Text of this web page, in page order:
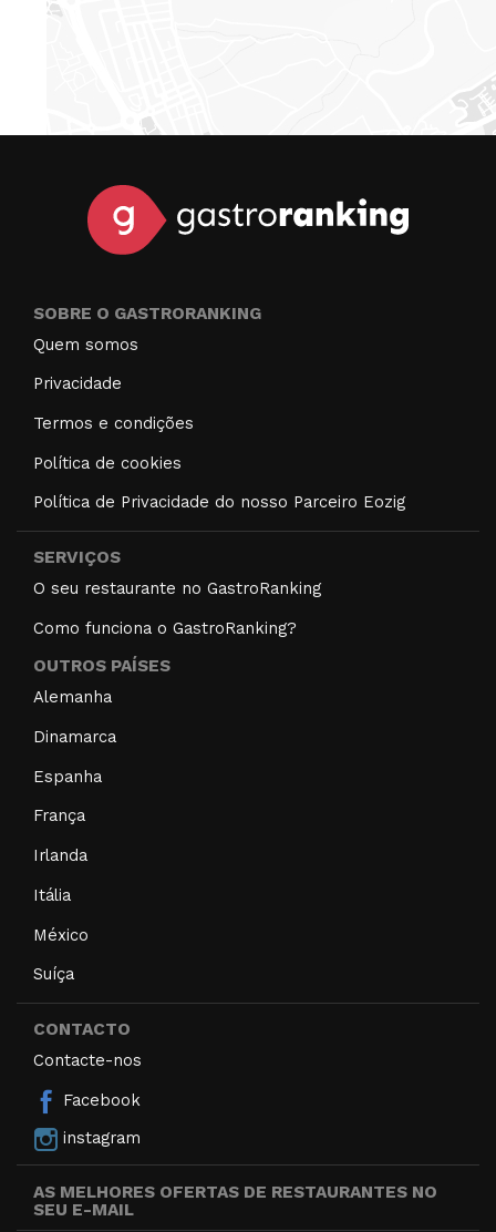
SOBRE O GASTRORANKING
Quem somos
Privacidade
Termos e condições
Política de cookies
Política de Privacidade do nosso Parceiro Eozig
SERVIÇOS
O seu restaurante no GastroRanking
Como funciona o GastroRanking?
OUTROS PAÍSES
Alemanha
Dinamarca
Espanha
França
Irlanda
Itália
México
Suíça
CONTACTO
Contacte-nos
Facebook
instagram
AS MELHORES OFERTAS DE RESTAURANTES NO
SEU E-MAIL